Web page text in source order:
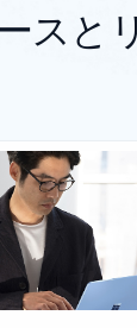
スと